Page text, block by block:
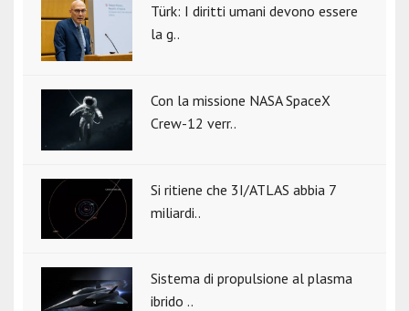
Türk: I diritti umani devono essere
la g..
Con la missione NASA SpaceX
Crew-12 verr..
Si ritiene che 3I/ATLAS abbia 7
miliardi..
Sistema di propulsione al plasma
ibrido ..